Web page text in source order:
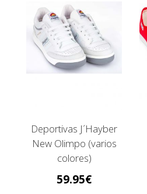
Deportivas J´Hayber
New Olimpo (varios
colores)
59.95